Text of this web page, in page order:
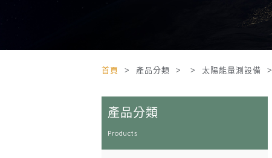
首頁 > 產品分類 > > 太陽能量測設備 >
產品分類
Products